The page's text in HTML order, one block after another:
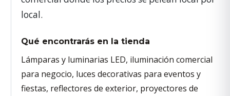
local.
Qué encontrarás en la tienda
Lámparas y luminarias LED, iluminación comercial
para negocio, luces decorativas para eventos y
fiestas, reflectores de exterior, proyectores de